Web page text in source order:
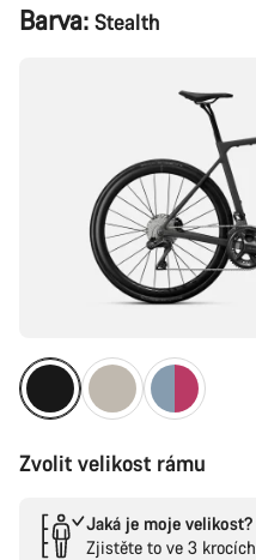
Konfigurace
produktu
Barva: Stealth
Zvolit velikost rámu
Jaká je moje velikost?
Zjistěte to ve 3 krocích